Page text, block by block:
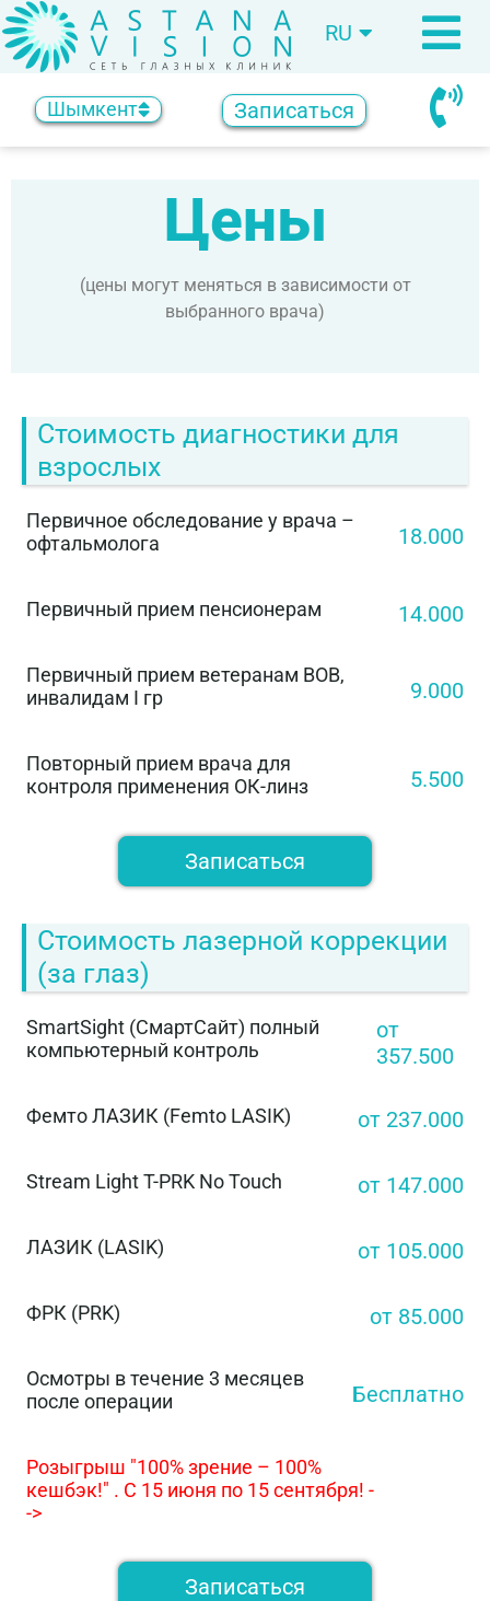
RU
KZ
Шымкент Записаться
Цены
(цены могут меняться в зависимости от
выбранного врача)
Стоимость диагностики для
взрослых
Первичное обследование у врача –
офтальмолога
18.000
Первичный прием пенсионерам 14.000
Первичный прием ветеранам ВОВ,
инвалидам I гр
9.000
Повторный прием врача для
контроля применения ОК-линз
5.500
Записаться
Стоимость лазерной коррекции
(за глаз)
SmartSight (СмартСайт) полный
компьютерный контроль
от
357.500
Фемто ЛАЗИК (Femto LASIK) от 237.000
Stream Light T-PRK No Touch от 147.000
ЛАЗИК (LASIK) от 105.000
ФРК (PRK) от 85.000
Осмотры в течение 3 месяцев
после операции
Бесплатно
Розыгрыш "100% зрение – 100%
кешбэк!" . С 15 июня по 15 сентября! -
->
Записаться